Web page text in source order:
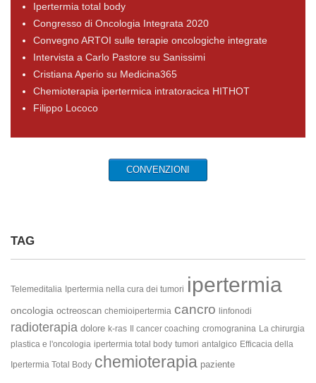
Ipertermia total body
Congresso di Oncologia Integrata 2020
Convegno ARTOI sulle terapie oncologiche integrate
Intervista a Carlo Pastore su Sanissimi
Cristiana Aperio su Medicina365
Chemioterapia ipertermica intratoracica HITHOT
Filippo Lococo
CONVENZIONI
TAG
Telemeditalia Ipertermia nella cura dei tumori ipertermia
oncologia octreoscan chemioipertermia cancro linfonodi
radioterapia dolore k-ras Il cancer coaching cromogranina La chirurgia
plastica e l'oncologia ipertermia total body tumori antalgico Efficacia della
Ipertermia Total Body chemioterapia paziente